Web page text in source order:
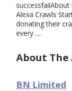
successfailAbout
Alexa Crawls
donating their
every …
About
BN Limited